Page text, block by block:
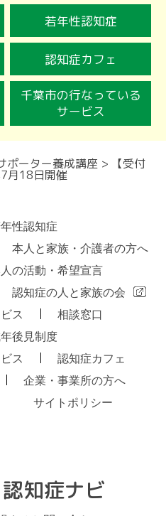
若年性認知症
認知症カフェ
千葉市の行なっている
サービス
ポーター養成講座 > 【受付
月18日開催
知症ナビ
性認知症
本人と家族・介護者の方へ
の活動・希望宣言
認知症の人と家族の会
ス
相談窓口
後見制度
ス
認知症カフェ
企業・事業所の方へ
サイトポリシー